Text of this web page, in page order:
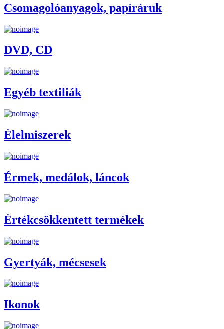
Csomagolóanyagok, papíráruk
DVD, CD
Egyéb textiliák
Élelmiszerek
Érmek, medálok, láncok
Értékcsökkentett termékek
Gyertyák, mécsesek
Ikonok